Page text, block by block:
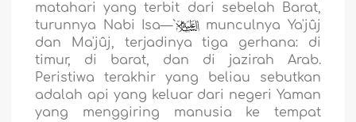
matahari yang terbit dari sebelah Barat,
turunnya Nabi Isa—`
munculnya Ya'jûj
dan Ma'jûj, terjadinya tiga gerhana: di
timur, di barat, dan di jazirah Arab.
Peristiwa terakhir yang beliau sebutkan
adalah api yang keluar dari negeri Yaman
yang menggiring manusia ke tempat